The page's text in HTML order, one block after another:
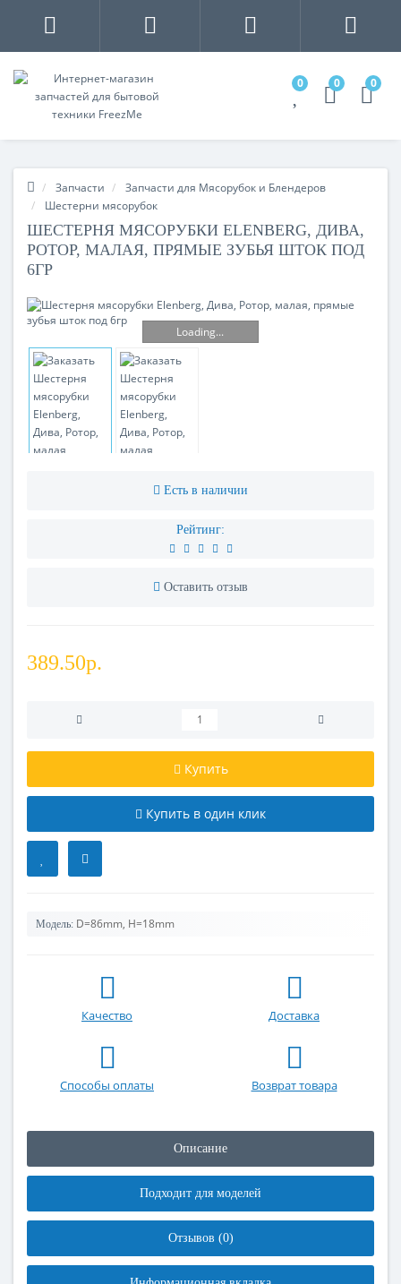
0 0 0
Запчасти
Запчасти для Мясорубок и Блендеров
Шестерни мясорубок
ШЕСТЕРНЯ МЯСОРУБКИ ELENBERG, ДИВА,
РОТОР, МАЛАЯ, ПРЯМЫЕ ЗУБЬЯ ШТОК ПОД
6ГР
Loading...
Есть в наличии
Рейтинг:
Оставить отзыв
389.50р.
Купить
Купить в один клик
Модель: D=86mm, H=18mm
Качество Доставка
Способы оплаты Возврат товара
Описание
Подходит для моделей
Отзывов (0)